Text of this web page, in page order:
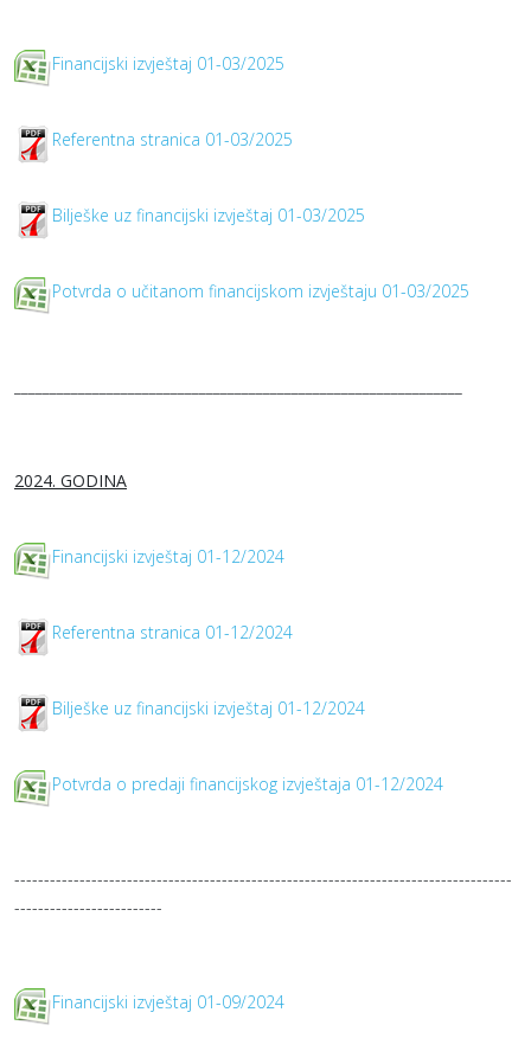
Financijski izvještaj 01-03/2025
Referentna stranica 01-03/2025
Bilješke uz financijski izvještaj 01-03/2025
Potvrda o učitanom financijskom izvještaju 01-03/2025
2024. GODINA
Financijski izvještaj 01-12/2024
Referentna stranica 01-12/2024
Bilješke uz financijski izvještaj 01-12/2024
Potvrda o predaji financijskog izvještaja 01-12/2024
------------------------------------------------------------------------------------
-------------------------
Financijski izvještaj 01-09/2024